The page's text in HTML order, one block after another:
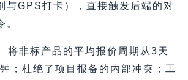
与GPS打卡），直接触发后端的对
。
将非标产品的平均报价周期从3天
；杜绝了项目报备的内部冲突；工